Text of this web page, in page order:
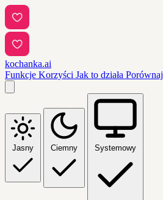
kochanka.ai
Funkcje Korzyści Jak to działa Porównaj
Jasny Ciemny Systemowy